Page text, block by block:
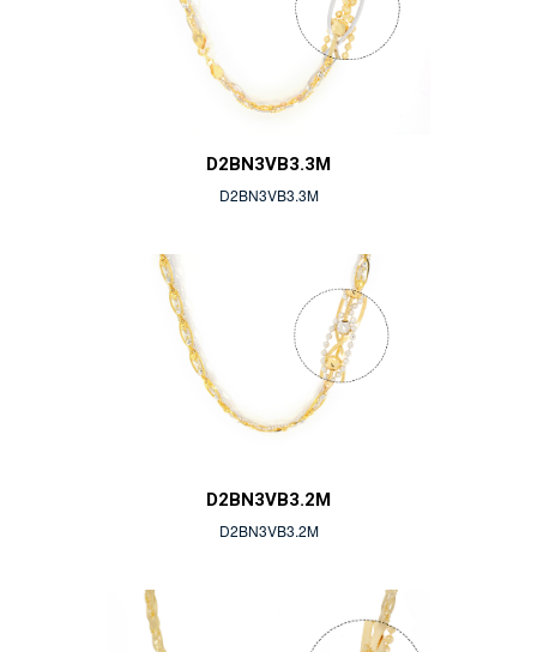
D2BN3VB3.3M
D2BN3VB3.3M
D2BN3VB3.2M
D2BN3VB3.2M